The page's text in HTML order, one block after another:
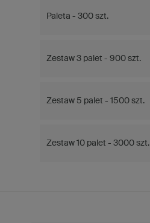
Paleta - 300 szt.
Zestaw 3 palet - 900 szt.
Zestaw 5 palet - 1500 szt.
Zestaw 10 palet - 3000 szt.